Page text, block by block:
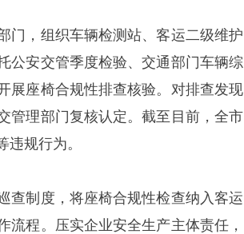
门，组织车辆检测站、客运二级维护
公安交管季度检验、交通部门车辆综
展座椅合规性排查核验。对排查发现
管理部门复核认定。截至目前，全市
规行为。
查制度，将座椅合规性检查纳入客运
程。压实企业安全生产主体责任，